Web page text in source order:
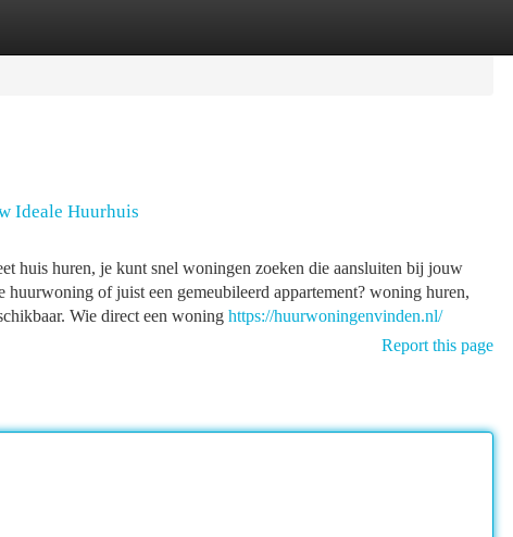
Ideale Huurhuis
huis huren, je kunt snel woningen zoeken die aansluiten bij jouw
of juist een gemeubileerd appartement? woning huren,
Wie direct een woning https://huurwoningenvinden.nl/
Report this page